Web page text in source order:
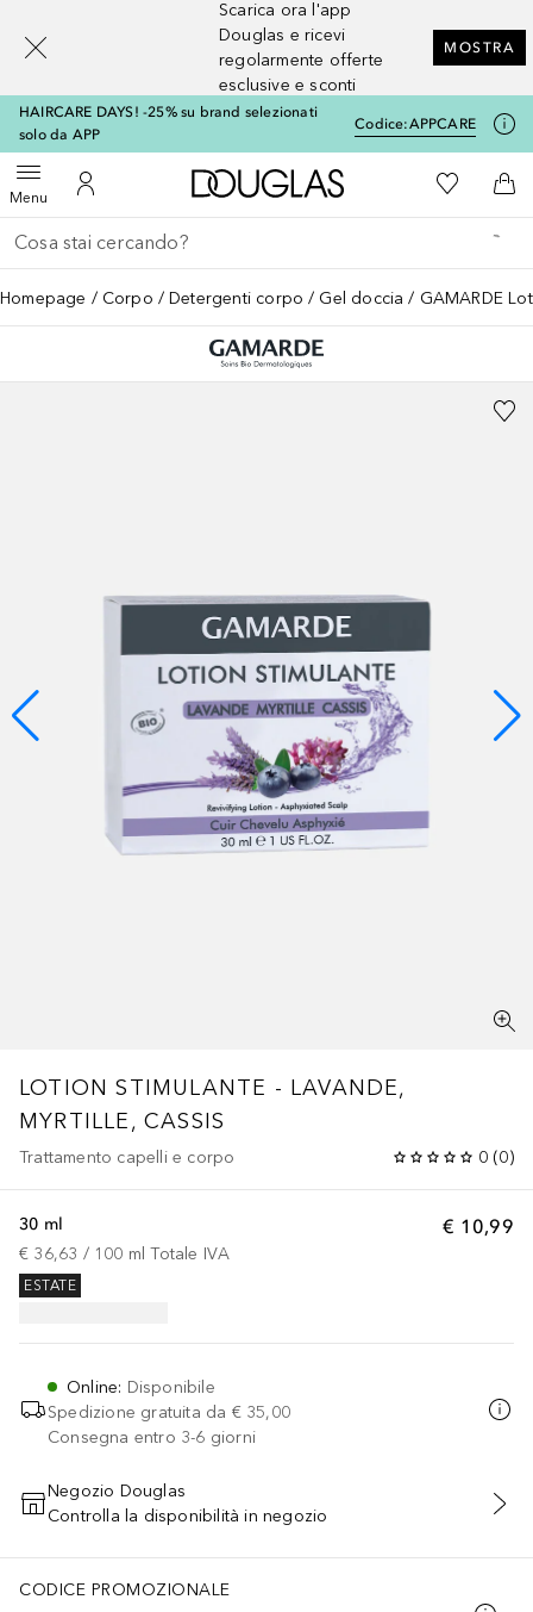
Scarica ora l'app
Douglas e ricevi
regolarmente offerte
esclusive e sconti
MOSTRA
HAIRCARE DAYS! -25% su brand selezionati
solo da APP
Codice:APPCARE
MenuApri menuAl Mio Account
A Douglas HomeAlla Mia
Al
Torna indietro
Esegui ricerca
Homepage Corpo Detergenti corpo Gel doccia GAMARDE
LOTION STIMULANTE - LAVANDE,
MYRTILLE, CASSIS
Trattamento capelli e corpo 0 (0)
€ 10,99
30 ml
€ 36,63 / 100 ml Totale IVA
ESTATE
Online: Disponibile
Spedizione gratuita da € 35,00
Consegna entro 3-6 giorni
AGGIUNGI AL CARRELLO
Negozio Douglas
Controlla la disponibilità in negozio
CODICE PROMOZIONALE
[navigation.slideout.screenreader]